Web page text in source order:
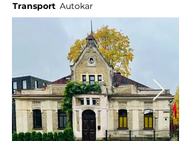
Transport Autokar